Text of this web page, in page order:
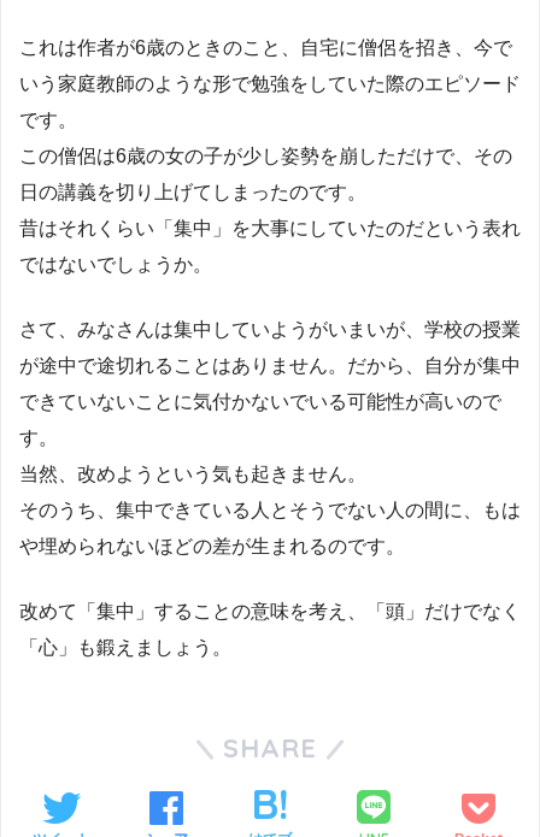
これは作者が6歳のときのこと、自宅に僧侶を招き、今で
いう家庭教師のような形で勉強をしていた際のエピソード
です。
この僧侶は6歳の女の子が少し姿勢を崩しただけで、その
日の講義を切り上げてしまったのです。
昔はそれくらい「集中」を大事にしていたのだという表れ
ではないでしょうか。
さて、みなさんは集中していようがいまいが、学校の授業
が途中で途切れることはありません。だから、自分が集中
できていないことに気付かないでいる可能性が高いので
す。
当然、改めようという気も起きません。
そのうち、集中できている人とそうでない人の間に、もは
や埋められないほどの差が生まれるのです。
改めて「集中」することの意味を考え、「頭」だけでなく
「心」も鍛えましょう。
SHARE